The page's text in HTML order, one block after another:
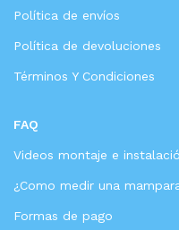
Política de envíos
Política de devoluciones
Términos Y Condiciones
FAQ
Videos montaje e
¿Como medir una
Formas de pago